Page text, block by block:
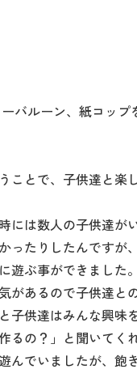
バルーン、紙コップ
ことで、子供達と楽
は数人の子供達が
ったりしたんです
遊ぶ事ができました。
があるので子供達と
子供達はみんな興
るの？」と聞いてく
んでいましたが、